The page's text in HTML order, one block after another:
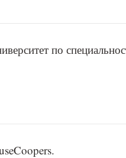
по